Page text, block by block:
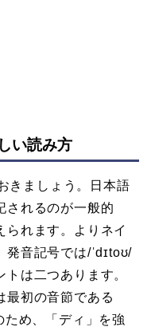
い読み方
きましょう。日本語
されるのが一般的
られます。よりネイ
発音記号では/ˈdɪtoʊ/
は二つあります。
最初の音節である
ため、「ディ」を強